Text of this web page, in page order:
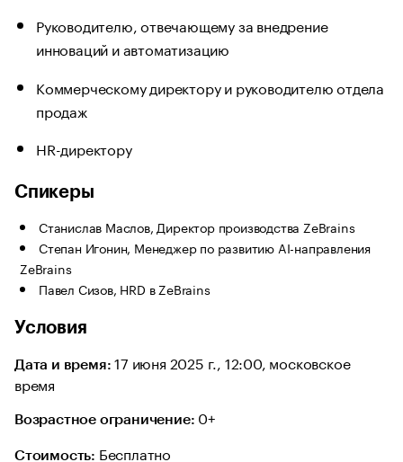
Руководителю, отвечающему за внедрение
инноваций и автоматизацию
Коммерческому директору и руководителю отдела
продаж
HR-директору
Спикеры
Станислав Маслов, Директор производства ZeBrains
Степан Игонин, Менеджер по развитию AI-направления
ZeBrains
Павел Сизов, HRD в ZeBrains
Условия
Дата и время: 17 июня 2025 г., 12:00, московское
время
Возрастное ограничение: 0+
Стоимость: Бесплатно